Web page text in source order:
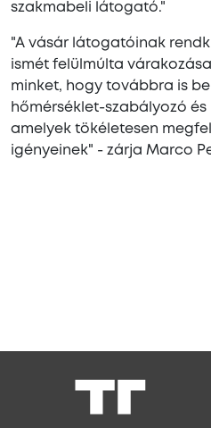
szakmabeli látogató."
"A vásár látogatóinak
ismét felülmúlta
minket, hogy továbbra is
hőmérséklet-szabályozó
amelyek tökéletesen
igényeinek" - zárja Marco